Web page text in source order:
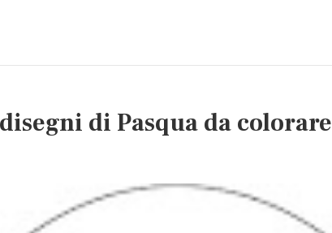
di Pasqua da colorare